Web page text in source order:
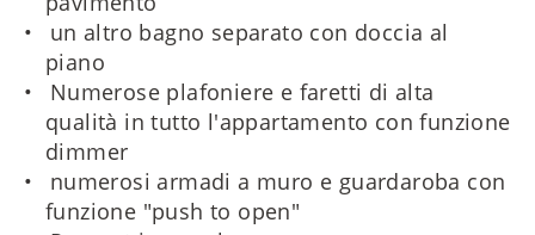
un altro bagno separato con doccia al
piano
Numerose plafoniere e faretti di alta
qualità in tutto l'appartamento con funzione
dimmer
numerosi armadi a muro e guardaroba con
funzione "push to open"